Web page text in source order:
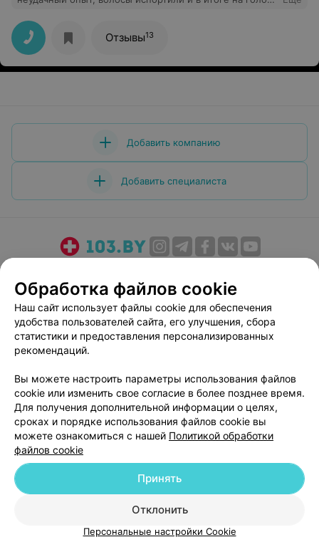
учла все! мои пожелания! В итоге шикарный цвет и
качество волос даже лучше стало. Администратор
была приветлива и кофе вкусный) Итог рекомендую
салон Клод Моне и мастера Анастасию.
Отзывы13
Добавить компанию
Добавить специалиста
Медицинский маркетинг
Публичный договор
Пользовательское соглашение
Способы оплаты
Вакансии
Партнеры
Персональные настройки cookie
Обработка персональных данных
© 2026 ООО «Артокс Лаб», УНП 191700409| 220012, Республика Беларусь,
Обработка файлов cookie
Наш сайт использует файлы cookie для обеспечения
удобства пользователей сайта, его улучшения, сбора
статистики и предоставления персонализированных
рекомендаций.
Вы можете настроить параметры использования файлов
cookie или изменить свое согласие в более позднее время.
Для получения дополнительной информации о целях,
сроках и порядке использования файлов cookie вы
можете ознакомиться с нашей Политикой обработки
файлов cookie
Отклонить
Принять
Персональные настройки Cookie